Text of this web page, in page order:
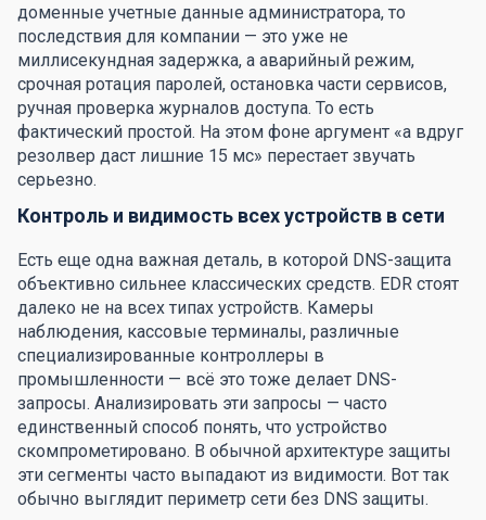
доменные учетные данные администратора, то
последствия для компании — это уже не
миллисекундная задержка, а аварийный режим,
срочная ротация паролей, остановка части сервисов,
ручная проверка журналов доступа. То есть
фактический простой. На этом фоне аргумент «а вдруг
резолвер даст лишние 15 мс» перестает звучать
серьезно.
Контроль и видимость всех устройств в сети
Есть еще одна важная деталь, в которой DNS-защита
объективно сильнее классических средств. EDR стоят
далеко не на всех типах устройств. Камеры
наблюдения, кассовые терминалы, различные
специализированные контроллеры в
промышленности — всё это тоже делает DNS-
запросы. Анализировать эти запросы — часто
единственный способ понять, что устройство
скомпрометировано. В обычной архитектуре защиты
эти сегменты часто выпадают из видимости. Вот так
обычно выглядит периметр сети без DNS защиты.